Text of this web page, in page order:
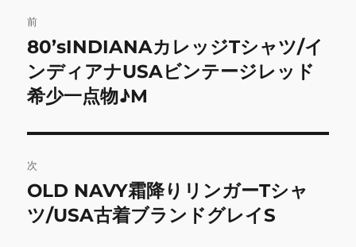
稿
ナ
ビ
ゲ
ー
シ
前
前
の
投
80’sINDIANAカレッジTシャツ/イ
ンディアナUSAビンテージレッド
希少一点物♪M
次
次
の
OLD NAVY霜降りリンガーTシャ
ツ/USA古着ブランドグレイS